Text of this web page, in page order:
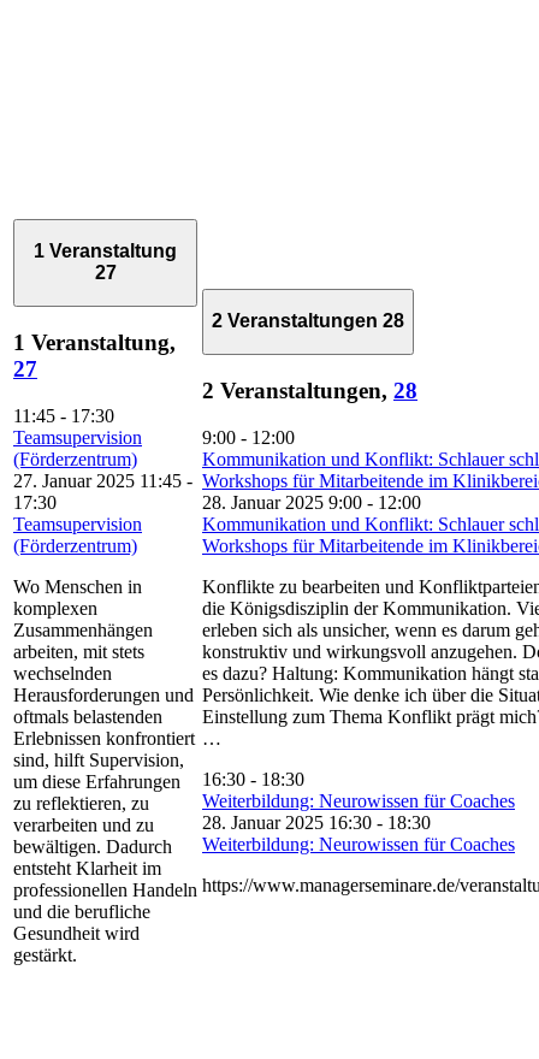
1 Veranstaltung
27
1 Veranstaltung,
27
11:45 - 17:30
Teamsupervision
(Förderzentrum)
27. Januar 2025 11:45 -
17:30
Teamsupervision
(Förderzentrum)
Wo Menschen in
komplexen
Zusammenhängen
arbeiten, mit stets
wechselnden
Herausforderungen und
oftmals belastenden
Erlebnissen konfrontiert
sind, hilft Supervision,
um diese Erfahrungen
zu reflektieren, zu
verarbeiten und zu
bewältigen. Dadurch
entsteht Klarheit im
professionellen Handeln
und die berufliche
Gesundheit wird
gestärkt.
2 Veranstaltungen 28
2 Veranstaltungen, 28
9:00 - 12:00
Kommunikation und Konflikt: Schlauer
Workshops für Mitarbeitende im
28. Januar 2025 9:00 - 12:00
Kommunikation und Konflikt: Schlauer
Workshops für Mitarbeitende im
Konflikte zu bearbeiten und
die Königsdisziplin der Kommunikation.
erleben sich als unsicher, wenn es darum
konstruktiv und wirkungsvoll anzugehen.
es dazu? Haltung: Kommunikation hängt
Persönlichkeit. Wie denke ich über die
Einstellung zum Thema Konflikt prägt
…
16:30 - 18:30
Weiterbildung: Neurowissen für Coaches
28. Januar 2025 16:30 - 18:30
Weiterbildung: Neurowissen für Coaches
https://www.managerseminare.de/